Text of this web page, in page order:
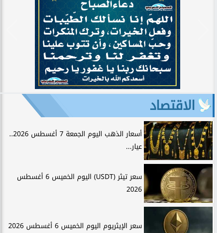
الاقتصاد
أسعار الذهب اليوم الجمعة 7 أغسطس 2026..
عيار...
سعر تيثر (USDT) اليوم الخميس 6 أغسطس
2026
سعر الإيثريوم اليوم الخميس 6 أغسطس 2026